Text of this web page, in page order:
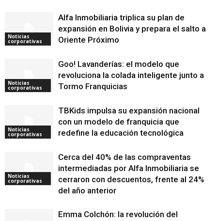
Noticias
corporativas
Alfa Inmobiliaria triplica su plan de
expansión en Bolivia y prepara el salto a
Oriente Próximo
Noticias
corporativas
Goo! Lavanderías: el modelo que
revoluciona la colada inteligente junto a
Tormo Franquicias
Noticias
corporativas
TBKids impulsa su expansión nacional
con un modelo de franquicia que
redefine la educación tecnológica
Noticias
corporativas
Cerca del 40% de las compraventas
intermediadas por Alfa Inmobiliaria se
cerraron con descuentos, frente al 24%
del año anterior
Emma Colchón: la revolución del